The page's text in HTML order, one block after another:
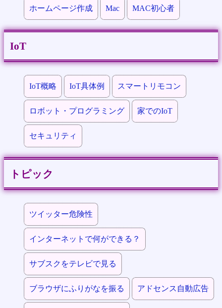
ホームページ作成 Mac MAC初心者
IoT
IoT概略 IoT具体例 スマートリモコン
ロボット・プログラミング 家でのIoT
セキュリティ
トピック
ツイッター危険性
インターネットで何ができる？
サブスクをテレビで見る
ブラウザにふりがなを振る アドセンス自動広告